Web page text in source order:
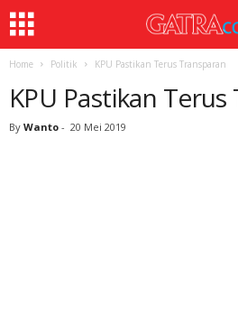
Home Politik KPU Pastikan Terus Transparan
KPU Pastikan
By Wanto - 20 Mei 2019